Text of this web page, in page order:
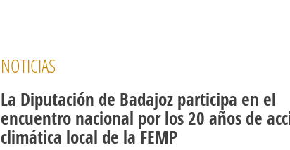
NOTICIAS
La Diputación de Badajoz participa en el
encuentro nacional por los 20 años de
climática local de la FEMP